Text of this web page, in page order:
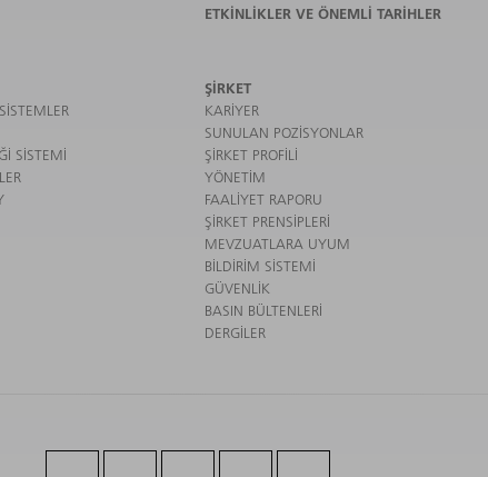
ETKINLIKLER VE ÖNEMLI TARIHLER
SISTEMI
ŞIRKET
KARIYER
SUNULAN POZISYONLAR
ŞIRKET PROFILI
YÖNETIM
FAALIYET RAPORU
ŞIRKET PRENSIPLERI
MEVZUATLARA UYUM
BILDIRIM SISTEMI
GÜVENLIK
BASIN BÜLTENLERI
DERGILER